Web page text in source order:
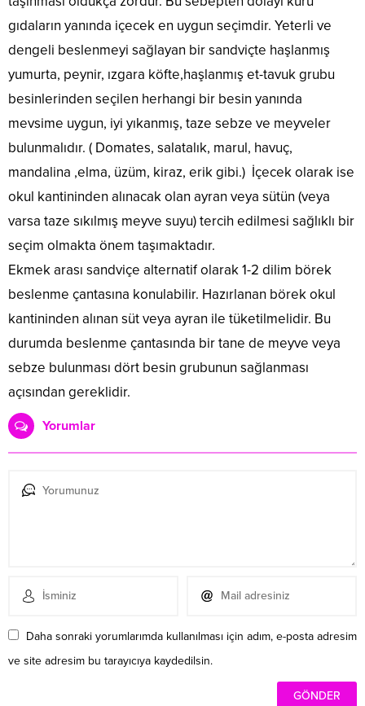
gıdaların yanında içecek en uygun seçimdir. Yeterli ve
dengeli beslenmeyi sağlayan bir sandviçte haşlanmış
yumurta, peynir, ızgara köfte,haşlanmış et-tavuk grubu
besinlerinden seçilen herhangi bir besin yanında
mevsime uygun, iyi yıkanmış, taze sebze ve meyveler
bulunmalıdır. ( Domates, salatalık, marul, havuç,
mandalina ,elma, üzüm, kiraz, erik gibi.) İçecek olarak ise
okul kantininden alınacak olan ayran veya sütün (veya
varsa taze sıkılmış meyve suyu) tercih edilmesi sağlıklı bir
seçim olmakta önem taşımaktadır.
Ekmek arası sandviçe alternatif olarak 1-2 dilim börek
beslenme çantasına konulabilir. Hazırlanan börek okul
kantininden alınan süt veya ayran ile tüketilmelidir. Bu
durumda beslenme çantasında bir tane de meyve veya
sebze bulunması dört besin grubunun sağlanması
açısından gereklidir.
Yorumlar
Daha sonraki yorumlarımda kullanılması için adım, e-posta adresim
ve site adresim bu tarayıcıya kaydedilsin.